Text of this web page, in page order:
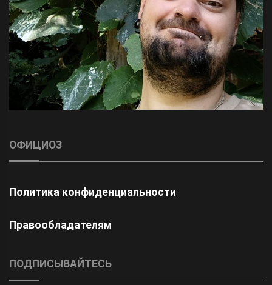
ОФИЦИОЗ
Политика конфиденциальности
Правообладателям
ПОДПИСЫВАЙТЕСЬ